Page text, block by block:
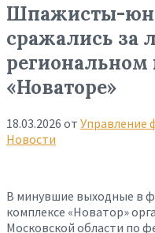
Шпажисты-
сражались за
региональном
«Новаторе»
18.03.2026 от Управление
Новости
В минувшие выходные в
комплексе «Новатор»
Московской области по